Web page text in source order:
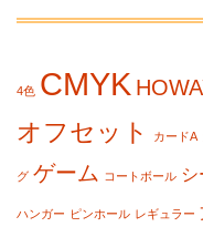
4色 CMYK
オフセット カードA
グ ゲーム コートボール シ
ハンガー ピンホール レギュラー